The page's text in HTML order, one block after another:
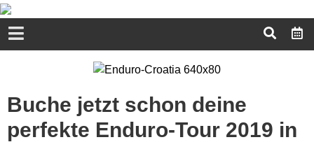
Buche jetzt schon deine
perfekte Enduro-Tour 2019 in